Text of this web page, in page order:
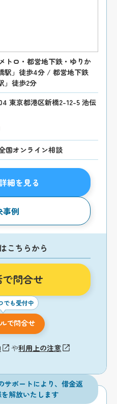
トロ・都営地下鉄・ゆりか
駅」徒歩4分 / 都営地下鉄
」徒歩2分
東京都港区新橋2-12-5 池伝
国オンライン相談
細を見る
事例
こちらから
問合せ
でも受付中
で問合せ
や利用上の注意
サポートにより、借金返
解放いたします